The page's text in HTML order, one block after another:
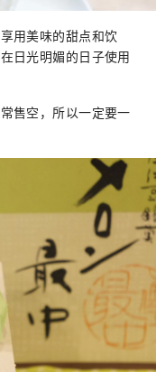
用美味的甜点和饮
日光明媚的日子使用
售空，所以一定要一